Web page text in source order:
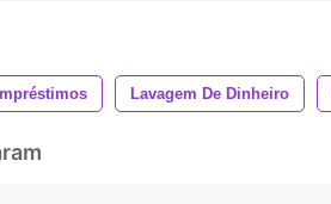
Lavagem De Dinheiro